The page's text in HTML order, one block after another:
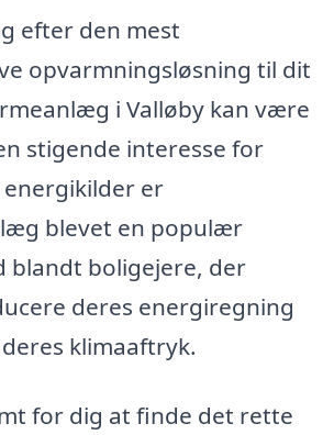
efter den mest
opvarmningsløsning til dit
i Valløby kan være
stigende interesse for
er
blevet en populær
blandt boligejere, der
deres energiregning
klimaaftryk.
for dig at finde det rette